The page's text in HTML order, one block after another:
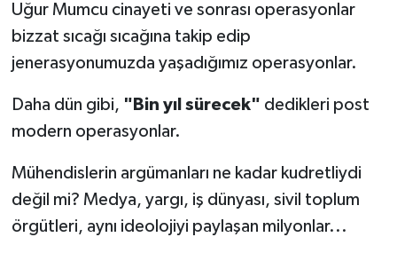
Uğur Mumcu cinayeti ve sonrası operasyonlar
bizzat sıcağı sıcağına takip edip
jenerasyonumuzda yaşadığımız operasyonlar.
Daha dün gibi, "Bin yıl sürecek" dedikleri post
modern operasyonlar.
Mühendislerin argümanları ne kadar kudretliydi
değil mi? Medya, yargı, iş dünyası, sivil toplum
örgütleri, aynı ideolojiyi paylaşan milyonlar...